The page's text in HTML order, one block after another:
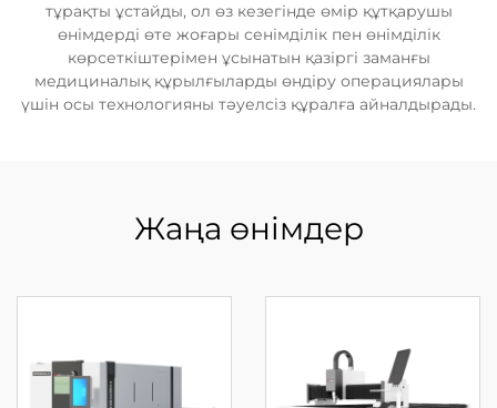
тұрақты ұстайды, ол өз кезегінде өмір құтқарушы
өнімдерді өте жоғары сенімділік пен өнімділік
көрсеткіштерімен ұсынатын қазіргі заманғы
медициналық құрылғыларды өндіру операциялары
үшін осы технологияны тәуелсіз құралға айналдырады.
Жаңа өнімдер